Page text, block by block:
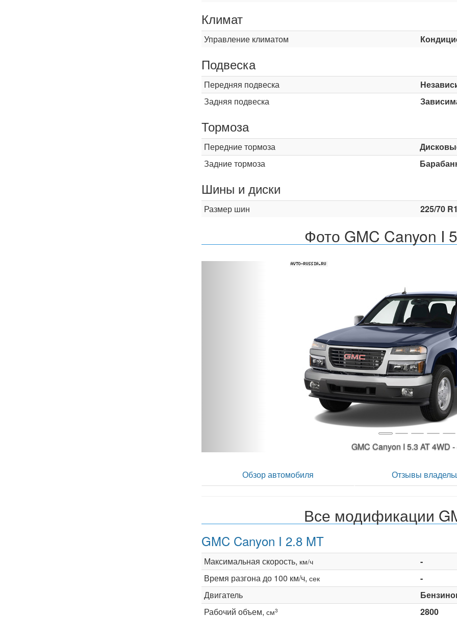
Климат
Управление климатом
Подвеска
Передняя подвеска
Задняя подвеска
Тормоза
Передние тормоза
Задние тормоза
Шины и диски
Размер шин 225/70
Фото GMC Canyon I
GMC Canyon I 5.3 AT
Обзор автомобиля Отзывы
Все модификации
GMC Canyon I 2.8 MT
Максимальная скорость, км/ч
-
Время разгона до 100 км/ч, сек
-
Двигатель
Рабочий объем, см3 2800